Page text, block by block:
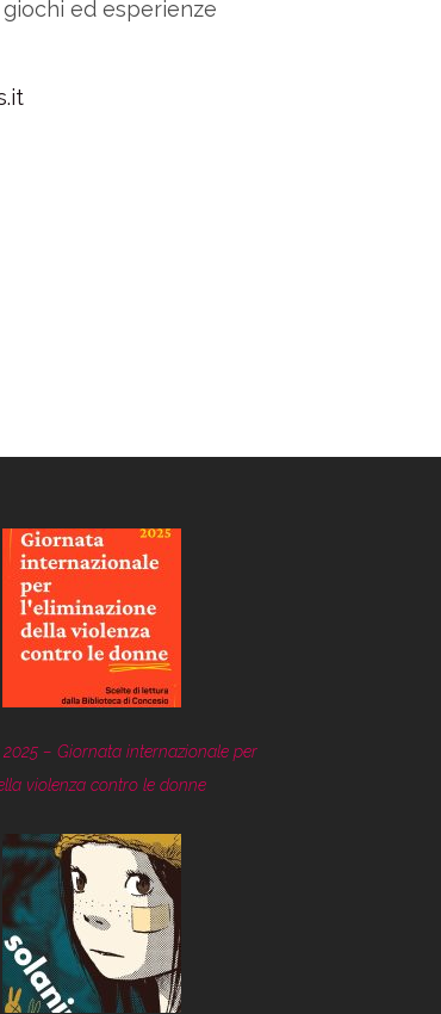
ed esperienze
2025 – Giornata internazionale per
violenza contro le donne